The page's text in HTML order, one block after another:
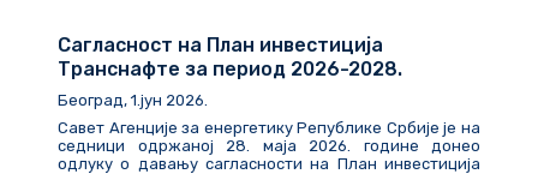
Сагласност на План инвестиција
Транснафте за период 2026-2028.
Београд, 1.јун 2026.
Савет Агенције за енергетику Републике Србије је на
седници одржаној 28. маја 2026. године донео
одлуку о давању сагласности на План инвестиција